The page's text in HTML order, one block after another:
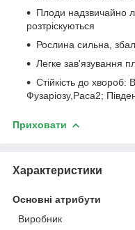
Плоди надзвичайно
розтріскуються
Рослина сильна,
Легке зав'язування
Стійкість до хвороб:
Фузаріозу,Раса2;
Приховати
Характеристики
Основні атрибути
Виробник